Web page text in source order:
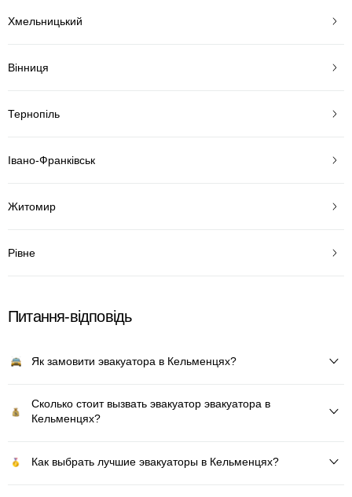
Хмельницький
Вінниця
Тернопіль
Івано-Франківськ
Житомир
Рівне
Питання-відповідь
Як замовити эвакуатора в Кельменцях?
Сколько стоит вызвать эвакуатор эвакуатора в
Кельменцях?
Как выбрать лучшие эвакуаторы в Кельменцях?